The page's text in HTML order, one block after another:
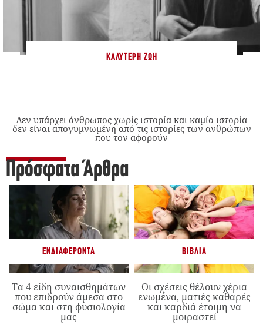
ΚΑΛΎΤΕΡΗ ΖΩΉ
Δεν υπάρχει άνθρωπος χωρίς ιστορία και καμία ιστορία
δεν είναι απογυμνωμένη από τις ιστορίες των ανθρώπων
που τον αφορούν
Πρόσφατα Άρθρα
ΕΝΔΙΑΦΈΡΟΝΤΑ
Τα 4 είδη συναισθημάτων
που επιδρούν άμεσα στο
σώμα και στη φυσιολογία
μας
ΒΙΒΛΊΑ
Οι σχέσεις θέλουν χέρια
ενωμένα, ματιές καθαρές
και καρδιά έτοιμη να
μοιραστεί